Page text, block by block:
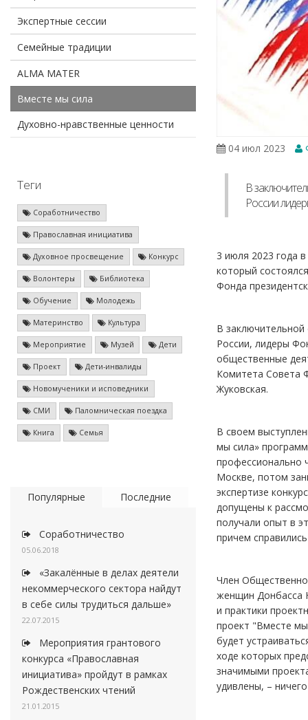
Экспертные сессии
Семейные традиции
ALMA MATER
Вместе мы сила
Духовно-нравственные ценности
Теги
Соработничество
Православная инициатива
Духовное просвещение Конкурс
Волонтеры Библиотека
Обучение Молодежь
Материнство Культура
Мероприятие Музей Дети
Проект Дети-инвалиды
Новомученики и исповедники
СМИ Паломническая поездка
Книга Семья
Популярные Последние
Соработничество
05.06.2018
«Закалённые в делах деятели
некоммерческого сектора найдут
в себе силы трудиться дальше»
22.07.2015
Мероприятия грантового
конкурса «Православная
инициатива» пройдут в рамках
Рождественских чтений
21.01.2015
04 июл 2023
В
России
3 июля 2023 года
который
Фонда
В заключительной
России, лидеры
общественные
Комитета Совета
Жуковская.
В своем
мы сила»
профессионально
Москве, потом
экспертизе
допущены к
получали опыт в
причем
Член
женщин Донбасса
и практики
проект "Вместе
будет
ходе которых
значимыми
удивлены, –